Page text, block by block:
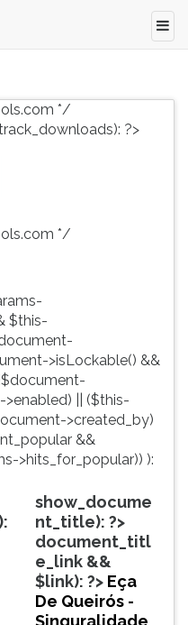
*/
?>
*/
$this-
>isLockable() &&
>enabled) || ($this-
>created_by)
&&
>hits_for_popular)) ):
show_docume
nt_title): ?>
document_titl
e_link &&
$link): ?> Eça
De Queirós -
Singuralidade